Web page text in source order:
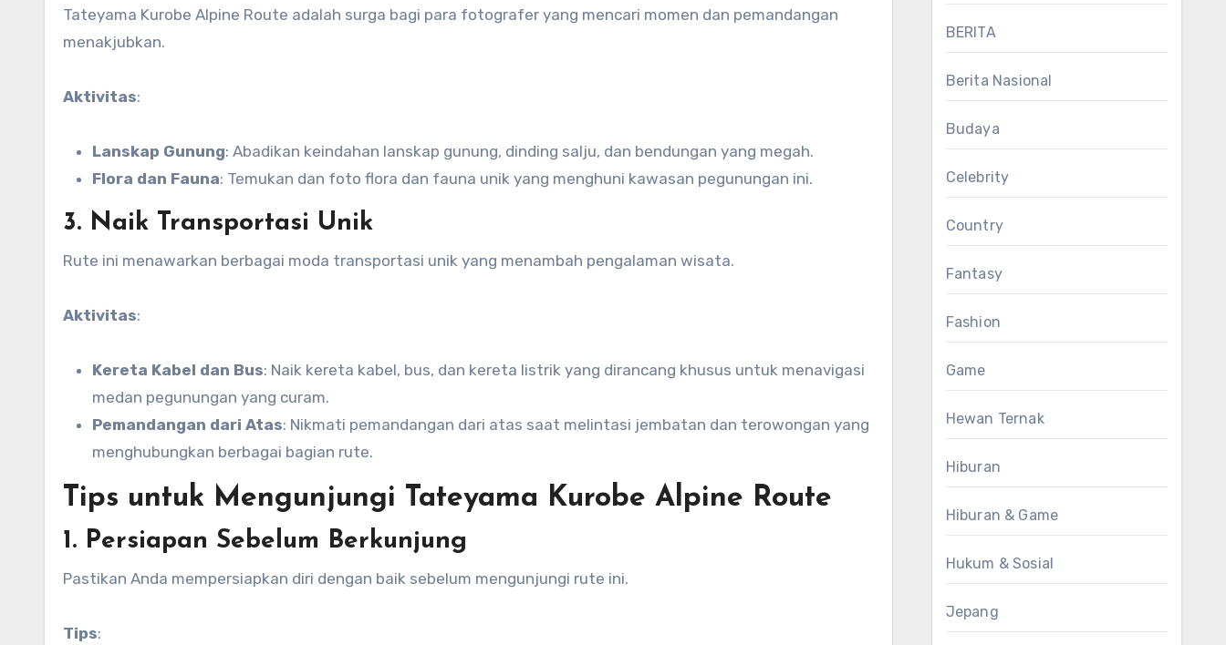
Tateyama Kurobe Alpine Route adalah surga bagi para fotografer yang mencari momen dan pemandangan
menakjubkan.
Aktivitas:
Lanskap Gunung: Abadikan keindahan lanskap gunung, dinding salju, dan bendungan yang megah.
Flora dan Fauna: Temukan dan foto flora dan fauna unik yang menghuni kawasan pegunungan ini.
3. Naik Transportasi Unik
Rute ini menawarkan berbagai moda transportasi unik yang menambah pengalaman wisata.
Aktivitas:
Kereta Kabel dan Bus: Naik kereta kabel, bus, dan kereta listrik yang dirancang khusus untuk menavigasi
medan pegunungan yang curam.
Pemandangan dari Atas: Nikmati pemandangan dari atas saat melintasi jembatan dan terowongan yang
menghubungkan berbagai bagian rute.
Tips untuk Mengunjungi Tateyama Kurobe Alpine Route
1. Persiapan Sebelum Berkunjung
Pastikan Anda mempersiapkan diri dengan baik sebelum mengunjungi rute ini.
Tips:
BERITA
Berita Nasional
Budaya
Celebrity
Country
Fantasy
Fashion
Game
Hewan Ternak
Hiburan
Hiburan & Game
Hukum & Sosial
Jepang